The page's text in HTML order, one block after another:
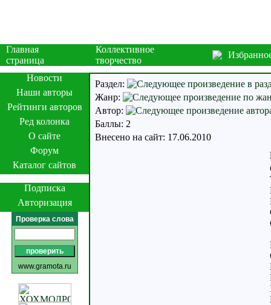
Главная
страница
Коллективное
творчество
Новости
Наши авторы
Рейтинги авторов
Ред колонка
О сайте
Форум
Каталог сайтов
Подписка
Авторизация
Проверка слова
www.gramota.ru
Раздел:
Жанр:
Автор:
Баллы: 2
Внесено на сайт: 17.06.2010